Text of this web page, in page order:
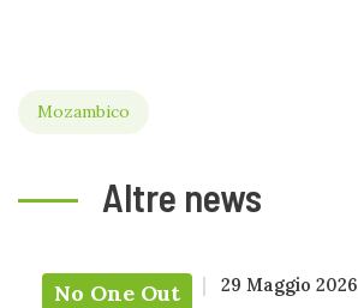
Mozambico
Altre news
No One Out 29 Maggio 2026